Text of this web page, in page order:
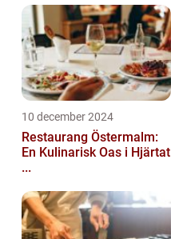
10 december 2024
Restaurang Östermalm:
En Kulinarisk Oas i Hjärtat
...